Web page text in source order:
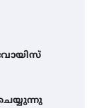
വോയിസ്